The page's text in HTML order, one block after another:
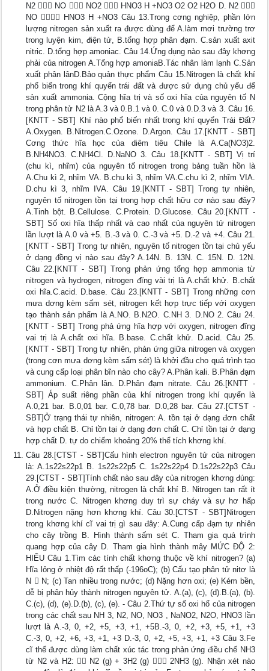
N2  NO  NO2  HNO3 H +NO3 O2 O2 H2O D. N2 
NO  HNO3 H +NO3 Câu 13.Trong cơng nghiệp, phần lớn
lượng nitrogen sản xuất ra được dùng để A.làm mơi trường trơ
trong luyện kim, điện tử, B.tổng hợp phân đạm. C.sản xuất axit
nitric. D.tổng hợp amoniac. Câu 14.Ứng dụng nào sau đây khơng
phải của nitrogen A.Tổng hợp amoniaB.Tác nhân làm lạnh C.Sản
xuất phân lânD.Bảo quản thực phẩm Câu 15.Nitrogen là chất khí
phổ biến trong khí quyển trái đất và được sử dụng chủ yếu để
sản xuất ammonia. Cộng hĩa trị và số oxi hĩa của nguyên tố N
trong phân tử N2 là A.3 và 0.B.1 và 0. C.0 và 0.D.3 và 3. Câu 16.
[KNTT - SBT] Khí nào phổ biến nhất trong khí quyển Trái Đất?
A.Oxygen. B.Nitrogen.C.Ozone. D.Argon. Câu 17.[KNTT - SBT]
Cơng thức hĩa học của diêm tiêu Chile là A.Ca(NO3)2.
B.NH4NO3. C.NH4Cl. D.NaNO 3. Câu 18.[KNTT - SBT] Vị trí
(chu kì, nhĩm) của nguyên tố nitrogen trong bảng tuần hồn là
A.Chu kì 2, nhĩm VA. B.chu kì 3, nhĩm VA.C.chu kì 2, nhĩm VIA.
D.chu kì 3, nhĩm IVA. Câu 19.[KNTT - SBT] Trong tự nhiên,
nguyên tố nitrogen tồn tại trong hợp chất hữu cơ nào sau đây?
A.Tinh bột. B.Cellulose. C.Protein. D.Glucose. Câu 20.[KNTT -
SBT] Số oxi hĩa thấp nhất và cao nhất của nguyên tử nitrogen
lần lượt là A.0 và +5. B.-3 và 0. C.-3 và +5. D.-2 và +4. Câu 21.
[KNTT - SBT] Trong tự nhiên, nguyên tố nitrogen tồn tại chủ yếu
ở dạng đồng vị nào sau đây? A.14N. B. 13N. C. 15N. D. 12N.
Câu 22.[KNTT - SBT] Trong phản ứng tổng hợp ammonia từ
nitrogen và hydrogen, nitrogen đĩng vài trị là A.chất khử. B.chất
oxi hĩa.C.acid. D.base. Câu 23.[KNTT - SBT] Trong những cơn
mưa dơng kèm sấm sét, nitrogen kết hợp trực tiếp với oxygen
tạo thành sản phẩm là A.NO. B.N2O. C.NH 3. D.NO 2. Câu 24.
[KNTT - SBT] Trong phả ứng hĩa hợp với oxygen, nitrogen đĩng
vai trị là A.chất oxi hĩa. B.base. C.chất khử. D.acid. Câu 25.
[KNTT - SBT] Trong tự nhiên, phản ứng giữa nitrogen và oxygen
(trong cơn mưa dơng kèm sấm sét) là khởi đầu cho quá trình tạo
và cung cấp loại phân bĩn nào cho cây? A.Phân kali. B.Phân đạm
ammonium. C.Phân lân. D.Phân đạm nitrate. Câu 26.[KNTT -
SBT] Áp suất riêng phần của khí nitrogen trong khí quyển là
A.0,21 bar. B.0,01 bar. C.0,78 bar. D.0,28 bar. Câu 27.[CTST -
SBT]Ở trạng thái tự nhiên, nitrogen: A. tồn tại ở dạng đơn chất
và hợp chất B. Chỉ tồn tại ở dạng đơn chất C. Chỉ tồn tại ở dạng
hợp chất D. tự do chiếm khoảng 20% thể tích khơng khí.
Câu 28.[CTST - SBT]Cấu hình electron nguyên tử của nitrogen
là: A.1s22s22p1 B. 1s22s22p5 C. 1s22s22p4 D.1s22s22p3 Câu
29.[CTST - SBT]Tính chất nào sau đây của nitrogen khơng đúng:
A.Ở điều kiện thường, nitrogen là chất khí B. Nitrogen tan rất ít
trong nước C. Nitrogen khơng duy trì sự cháy và sự hơ hấp
D.Nitrogen nặng hơn khơng khí. Câu 30.[CTST - SBT]Nitrogen
trong khơng khí cĩ vai trị gì sau đây: A.Cung cấp đạm tự nhiên
cho cây trồng B. Hình thành sấm sét C. Tham gia quá trình
quang hợp của cây D. Tham gia hình thành mây MỨC ĐỘ 2:
HIỂU Câu 1.Tìm các tính chất khơng thuộc về khí nitrogen? (a)
Hĩa lỏng ở nhiệt độ rất thấp (-196oC); (b) Cấu tạo phân tử nitơ là
N  N; (c) Tan nhiều trong nước; (d) Nặng hơn oxi; (e) Kém bền,
dễ bị phân hủy thành nitrogen nguyên tử. A.(a), (c), (d).B.(a), (b).
C.(c), (d), (e).D.(b), (c), (e). - Câu 2.Thứ tự số oxi hố của nitrogen
trong các chất sau NH 3, N2, NO, NO3 , NaNO2, N2O, HNO3 lần
lượt là A.-3, 0, +2, +5, +3, +1, +5B.-3, 0, +2, +3, +5, +1, +3
C.-3, 0, +2, +6, +3, +1, +3 D.-3, 0, +2, +5, +3, +1, +3 Câu 3.Fe
cĩ thể được dùng làm chất xúc tác trong phản ứng điều chế NH3
từ N2 và H2:  N2 (g) + 3H2 (g)  2NH3 (g). Nhận xét nào